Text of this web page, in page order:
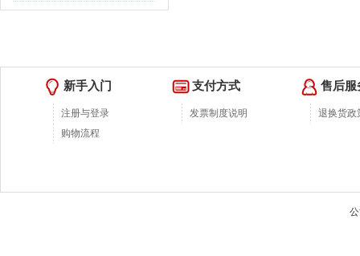
新手入门
注册与登录
购物流程
支付方式
发票制度说明
售后服
退换货政